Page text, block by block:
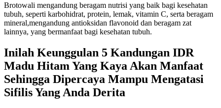
Brotowali mengandung beragam nutrisi yang baik bagi kesehatan
tubuh, seperti karbohidrat, protein, lemak, vitamin C, serta beragam
mineral,mengandung antioksidan flavonoid dan beragam zat
lainnya, yang bermanfaat bagi kesehatan tubuh.
Inilah Keunggulan 5 Kandungan IDR
Madu Hitam Yang Kaya Akan Manfaat
Sehingga Dipercaya Mampu Mengatasi
Sifilis Yang Anda Derita